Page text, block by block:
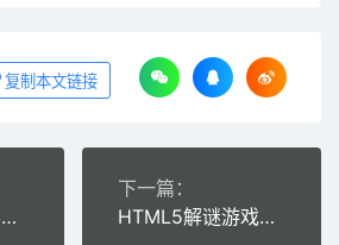
复制本文链接
NMKCMS米酷影视6.0开源源码全新改版自动采集VIP影视系统
下一篇：
HTML5解谜游戏《迷失的时间》源码下载